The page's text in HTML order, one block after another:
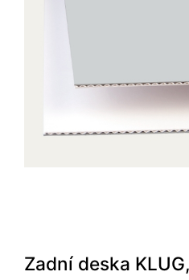
Zadní deska